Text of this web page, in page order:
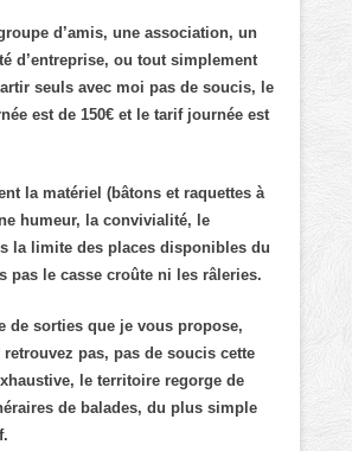
d’amis, une association, un
d’entreprise, ou tout simplement
seuls avec moi pas de soucis, le
est de 150€ et le tarif journée est
la matériel (bâtons et raquettes à
humeur, la convivialité, le
la limite des places disponibles du
pas le casse croûte ni les râleries.
de sorties que je vous propose,
retrouvez pas, pas de soucis cette
le territoire regorge de
de balades, du plus simple